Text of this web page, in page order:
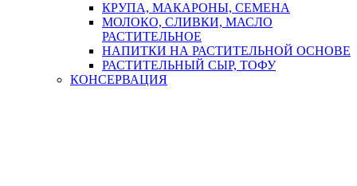
КРУПА, МАКАРОНЫ, СЕМЕНА
МОЛОКО, СЛИВКИ, МАСЛО
РАСТИТЕЛЬНОЕ
НАПИТКИ НА РАСТИТЕЛЬНОЙ ОСНОВЕ
РАСТИТЕЛЬНЫЙ СЫР, ТОФУ
КОНСЕРВАЦИЯ